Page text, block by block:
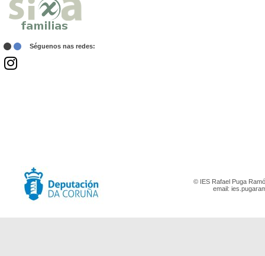
Séguenos nas redes:
© IES Rafael Puga
email: